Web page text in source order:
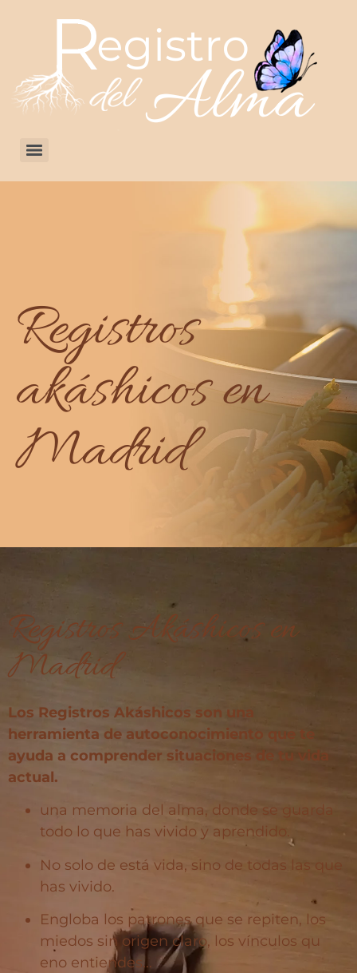
Registros
akáshicos en
Madrid
Registros Akáshicos en
Madrid
Los Registros Akáshicos son una
herramienta de autoconocimiento que te
ayuda a comprender situaciones de tu vida
actual.
una memoria del alma, donde se guarda
todo lo que has vivido y aprendido.
No solo de está vida, sino de todas las que
has vivido.
Engloba los patrones que se repiten, los
miedos sin origen claro, los vínculos qu
eno entiendes…